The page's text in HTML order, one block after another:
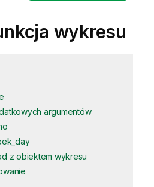
wykresu
argumentów
z obiektem wykresu